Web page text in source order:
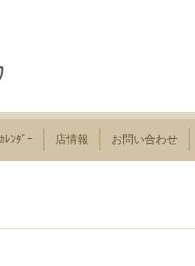
ｶﾚﾝﾀﾞｰ 店情報 お問い合わせ